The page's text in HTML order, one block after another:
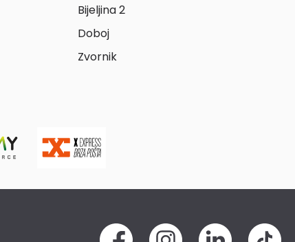
Bijeljina 2
Doboj
Zvornik